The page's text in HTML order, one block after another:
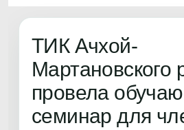
ТИК Ачхой-
Мартановского
провела
семинар для